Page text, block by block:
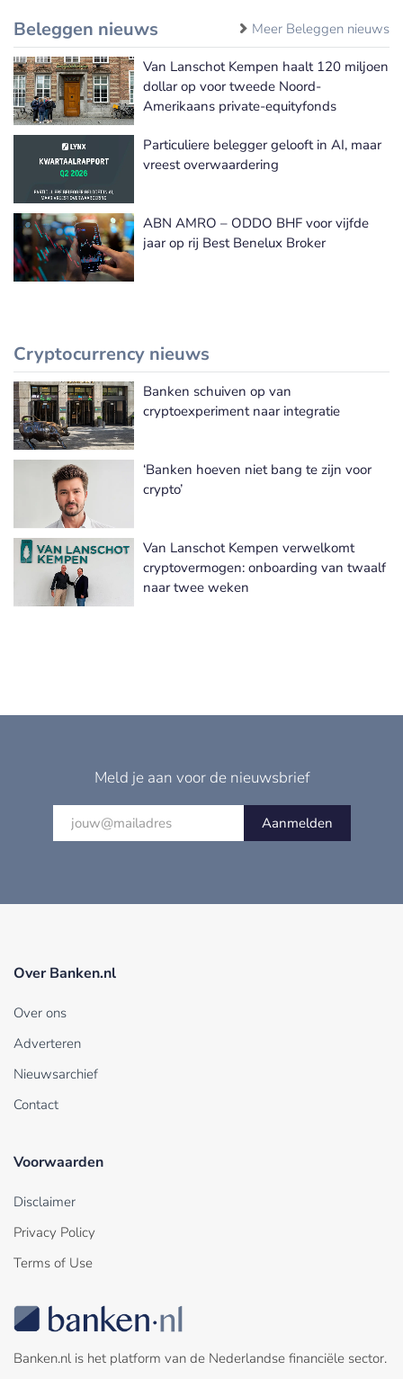
Beleggen nieuws Meer Beleggen nieuws
Van Lanschot Kempen haalt 120 miljoen
dollar op voor tweede Noord-
Amerikaans private-equityfonds
Particuliere belegger gelooft in AI, maar
vreest overwaardering
ABN AMRO – ODDO BHF voor vijfde
jaar op rij Best Benelux Broker
Cryptocurrency nieuws
Meer Cryptocurrency nieuws
Banken schuiven op van
cryptoexperiment naar integratie
‘Banken hoeven niet bang te zijn voor
crypto’
Van Lanschot Kempen verwelkomt
cryptovermogen: onboarding van twaalf
naar twee weken
Meld je aan voor de nieuwsbrief
Aanmelden
Over Banken.nl
Over ons
Adverteren
Nieuwsarchief
Contact
Voorwaarden
Disclaimer
Privacy Policy
Terms of Use
Banken.nl is het platform van de Nederlandse financiële sector.